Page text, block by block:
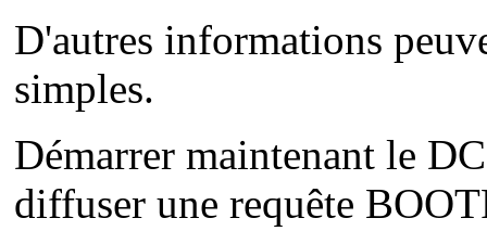
D'autres informations
simples.
Démarrer maintenant le
diffuser une requête